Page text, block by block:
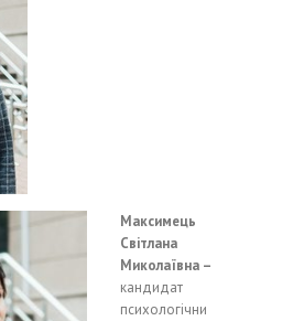
Максимець
Світлана
Миколаївна –
кандидат
психологічни